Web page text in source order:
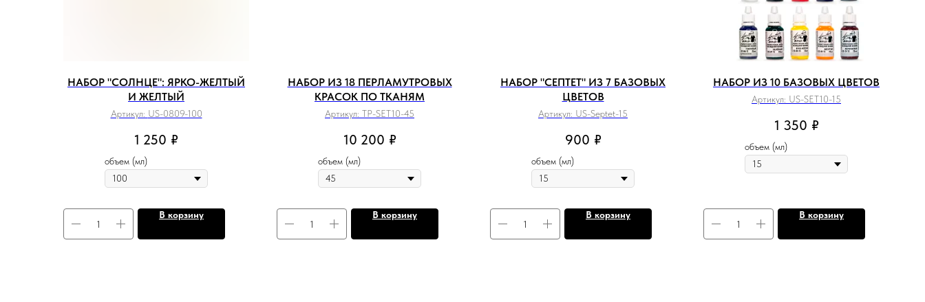
НАБОР "СОЛНЦЕ": ЯРКО-ЖЕЛТЫЙ
И ЖЕЛТЫЙ
Артикул: US-0809-100
1 250 ₽
объем (мл)
В корзину
НАБОР ИЗ 18 ПЕРЛАМУТРОВЫХ
КРАСОК ПО ТКАНЯМ
Артикул: TP-SET10-45
10 200 ₽
объем (мл)
В корзину
НАБОР "СЕПТЕТ" ИЗ 7 БАЗОВЫХ
ЦВЕТОВ
Артикул: US-Septet-15
900 ₽
объем (мл)
В корзину
НАБОР ИЗ 10 БАЗОВЫХ ЦВЕТОВ
Артикул: US-SET10-15
1 350 ₽
объем (мл)
В корзину